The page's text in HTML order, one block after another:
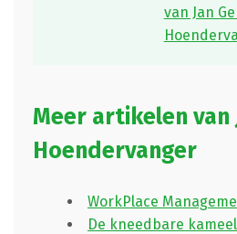
van Jan
Meer artikelen van
Hoendervanger
WorkPlace
De kneedbare kameel